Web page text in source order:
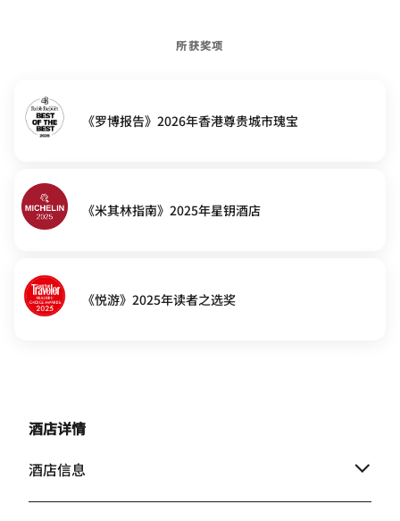
所获奖项
《罗博报告》2026年香港尊贵城市瑰宝
《米其林指南》2025年星钥酒店
《悦游》2025年读者之选奖
酒店详情
酒店信息